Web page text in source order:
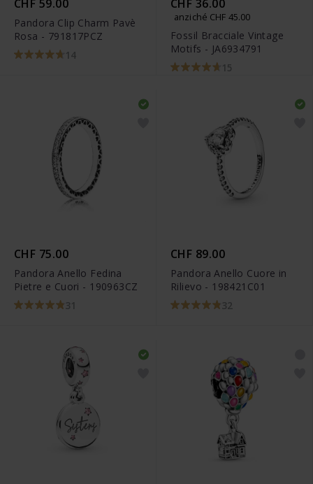
CHF 59.00
Pandora Clip Charm Pavè
Rosa - 791817PCZ
14
CHF 36.00
anziché CHF 45.00
Fossil Bracciale Vintage
Motifs - JA6934791
15
CHF 75.00
Pandora Anello Fedina
Pietre e Cuori - 190963CZ
31
CHF 89.00
Pandora Anello Cuore in
Rilievo - 198421C01
32